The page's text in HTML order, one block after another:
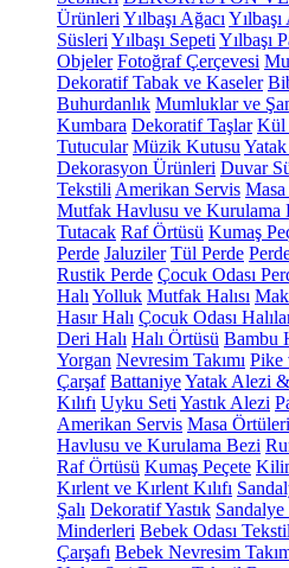
Ürünleri Yılbaşı Ağacı Yılbaşı
Süsleri Yılbaşı Sepeti Yılbaşı
Objeler Fotoğraf Çerçevesi
Dekoratif Tabak ve Kaseler
Buhurdanlık Mumluklar ve
Kumbara Dekoratif Taşlar Kül
Tutucular Müzik Kutusu
Dekorasyon Ürünleri Duvar
Tekstili Amerikan Servis
Mutfak Havlusu ve Kurulama
Tutacak Raf Örtüsü Kumaş
Perde Jaluziler Tül Perde
Rustik Perde Çocuk Odası
Halı Yolluk Mutfak Halısı
Hasır Halı Çocuk Odası
Deri Halı Halı Örtüsü Bambu
Yorgan Nevresim Takımı Pike
Çarşaf BattaniyeYatak Alezi
Kılıfı Uyku Seti Yastık Alezi
Amerikan Servis Masa Örtüleri
Havlusu ve Kurulama Bezi
Raf Örtüsü Kumaş Peçete
Kırlent ve Kırlent Kılıfı
Şalı Dekoratif Yastık Sandalye
Minderleri Bebek Odası
Çarşafı Bebek Nevresim